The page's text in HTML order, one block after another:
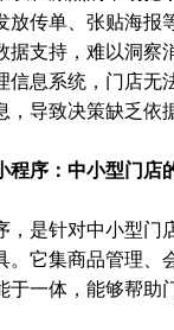
放传单、张贴海报
据支持，难以洞察
信息系统，门店无
导致决策缺乏依
程序：中小型门店
，是针对中小型门
。它集商品管理、
于一体，能够帮助